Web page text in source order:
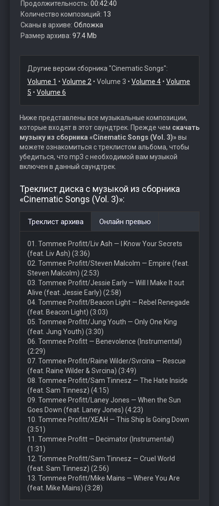
Продолжительность: 00:42:40
Количество композиций: 13
Сканы в архиве: Обложка
Размер архива: 97.4 Mb
Другие версии сборника "Cinematic Songs":
Volume 1 • Volume 2 • Volume 3 • Volume 4 • Volume
5 • Volume 6
Ниже представлены все музыкальные композиции,
которые входят в этот саундтрек. Прежде чем скачать
музыку из сборника «Cinematic Songs (Vol. 3)»вы
можете ознакомиться с треклистом альбома, чтобы
убедиться, что mp3 с необходимой вам музыкой
включен в данный саундтрек.
Треклист диска с музыкой из сборника
«Cinematic Songs (Vol. 3)»:
Треклист архива Онлайн превью
01. Tommee Profitt/Liv Ash — I Know Your Secrets
(feat. Liv Ash) (3:36)
02. Tommee Profitt/Steven Malcolm — Empire (feat.
Steven Malcolm) (2:53)
03. Tommee Profitt/Jessie Early — Will I Make It out
Alive (feat. Jessie Early) (2:58)
04. Tommee Profitt/Beacon Light — Rebel Renegade
(feat. Beacon Light) (3:03)
05. Tommee Profitt/Jung Youth — Only One King
(feat. Jung Youth) (3:30)
06. Tommee Profitt — Benevolence (Instrumental)
(2:29)
07. Tommee Profitt/Raine Wilder/Svrcina — Rescue
(feat. Raine Wilder & Svrcina) (3:49)
08. Tommee Profitt/Sam Tinnesz — The Hate Inside
(feat. Sam Tinnesz) (4:15)
09. Tommee Profitt/Laney Jones — When the Sun
Goes Down (feat. Laney Jones) (4:23)
10. Tommee Profitt/XEAH — This Ship Is Going Down
(3:51)
11. Tommee Profitt — Decimator (Instrumental)
(1:31)
12. Tommee Profitt/Sam Tinnesz — Cruel World
(feat. Sam Tinnesz) (2:56)
13. Tommee Profitt/Mike Mains — Where You Are
(feat. Mike Mains) (3:28)